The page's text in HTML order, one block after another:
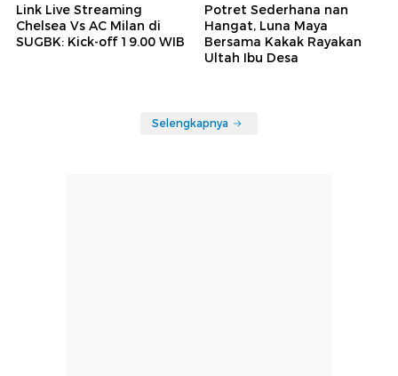
Link Live Streaming
Chelsea Vs AC Milan di
SUGBK: Kick-off 19.00 WIB
Potret Sederhana nan
Hangat, Luna Maya
Bersama Kakak Rayakan
Ultah Ibu Desa
Selengkapnya